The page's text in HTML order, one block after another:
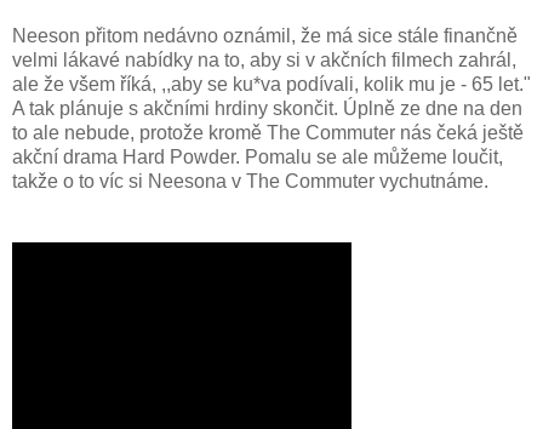
Neeson přitom nedávno oznámil, že má sice stále finančně
velmi lákavé nabídky na to, aby si v akčních filmech zahrál,
ale že všem říká, ,,aby se ku*va podívali, kolik mu je - 65 let."
A tak plánuje s akčními hrdiny skončit. Úplně ze dne na den
to ale nebude, protože kromě The Commuter nás čeká ještě
akční drama Hard Powder. Pomalu se ale můžeme loučit,
takže o to víc si Neesona v The Commuter vychutnáme.